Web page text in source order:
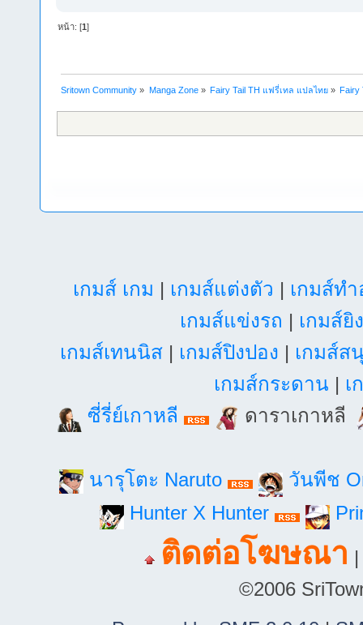
หน้า: [1]
Sritown Community » Manga Zone» Fairy Tail TH แฟรี่เทล แปลไทย» Fairy
เกมส์ เกม | เกมส์แต่งตัว | เกมส์ท
เกมส์แข่งรถ | เกมส์ยิ
เกมส์เทนนิส| เกมส์ปิงปอง | เกมส์ส
เกมส์กระดาน | เ
ซี่รี่ย์เกาหลี
ดาราเกาหลี
นารุโตะ Naruto
วันพีช
Hunter X Hunter
ติดต่อโฆษณา
©2006